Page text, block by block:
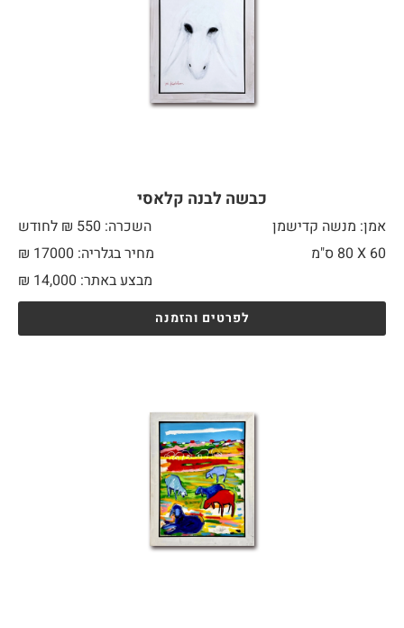
כבשה לבנה קלאסי
אמן: מנשה קדישמן
השכרה: 550 ₪ לחודש
60 X
מחיר בגלריה: 17000 ₪
מבצע באתר:
₪ 14,000
לפרטים והזמנה